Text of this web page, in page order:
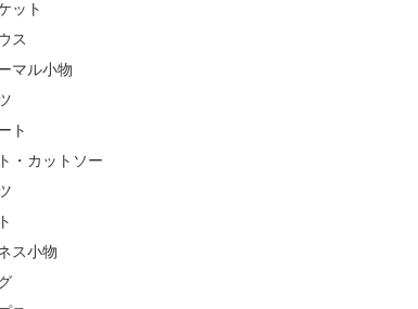
ット
ス
マル小物
ト
・カットソー
ス小物